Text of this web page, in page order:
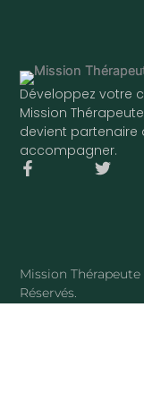
Développez votre
Mission
devient partenaire
accompagner.
F
k
-
T
Mission
Réservés.